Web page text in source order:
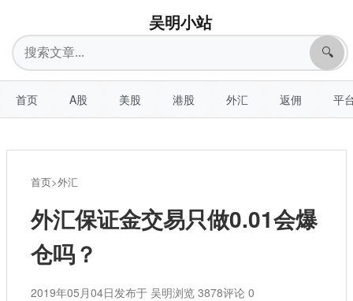
吴明小站
搜
索
🔍
首页 A股 美股 港股 外汇 返佣 平
首页>外汇
外汇保证金交易只做0.01会爆
仓吗？
2019年05月04日发布于 吴明浏览 3878评论 0